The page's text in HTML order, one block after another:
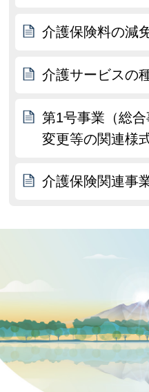
介護保険料の減
介護サービスの
第1号事業（総合
変更等の関連様
介護保険関連事